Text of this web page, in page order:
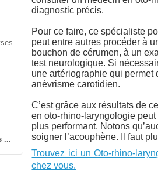
...
diagnostic précis.
Pour ce faire, ce spécialiste
peut entre autres procéder à
bouchon de cérumen, à un
test neurologique. Si
une artériographie qui permet
anévrisme carotidien.
C’est grâce aux résultats de
en oto-rhino-laryngologie
plus performant. Notons
soigner l’acouphène. Il faut
Trouvez ici un Oto-rhino-
chez vous.